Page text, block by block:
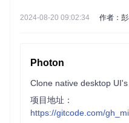
2024-08-20 09:02:34 作者：
Photon
项目地址：
https://gitcode.com/